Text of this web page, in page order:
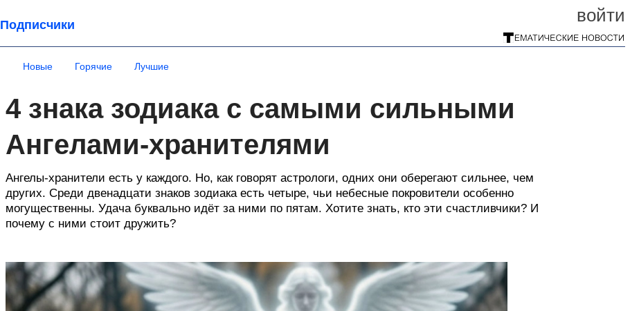
войти
Подписчики
Новые Горячие Лучшие
4 знака зодиака с самыми сильными
Ангелами-хранителями
Ангелы-хранители есть у каждого. Но, как говорят астрологи, одних они оберегают сильнее, чем
других. Среди двенадцати знаков зодиака есть четыре, чьи небесные покровители особенно
могущественны. Удача буквально идёт за ними по пятам. Хотите знать, кто эти счастливчики? И
почему с ними стоит дружить?